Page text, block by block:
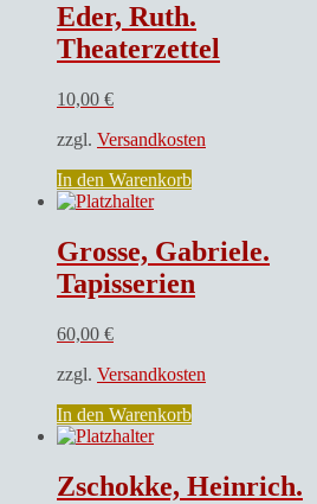
Eder, Ruth.
Theaterzettel
10,00 €
zzgl. Versandkosten
In den Warenkorb
Grosse, Gabriele.
Tapisserien
60,00 €
zzgl. Versandkosten
In den Warenkorb
Zschokke, Heinrich.